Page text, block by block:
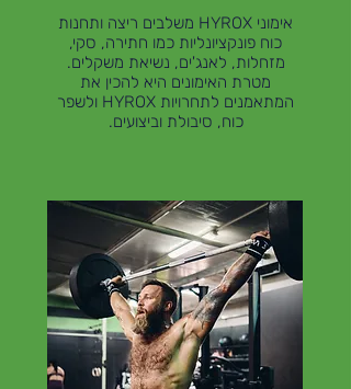
אימוני HYROX משלבים ריצה ותחנות
כוח פונקציונליות כמו חתירה, סקי,
מזחלות, לאנג'ים, נשיאת משקלים.
מטרת האימונים היא להכין את
המתאמנים לתחרויות HYROX ולשפר
כוח, סיבולת וביצועים.